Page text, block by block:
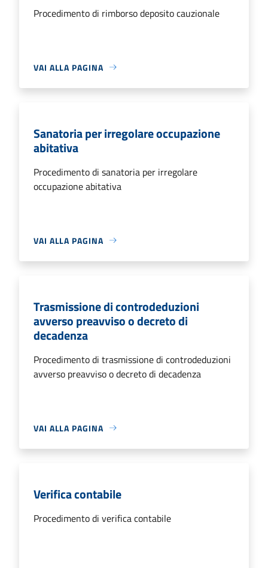
Procedimento di rimborso deposito cauzionale
VAI ALLA PAGINA
Sanatoria per irregolare occupazione
abitativa
Procedimento di sanatoria per irregolare
occupazione abitativa
VAI ALLA PAGINA
Trasmissione di controdeduzioni
avverso preavviso o decreto di
decadenza
Procedimento di trasmissione di controdeduzioni
avverso preavviso o decreto di decadenza
VAI ALLA PAGINA
Verifica contabile
Procedimento di verifica contabile